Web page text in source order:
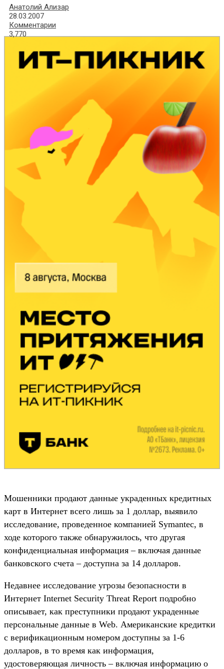
Анатолий Ализар
28.03.2007
Комментарии
3,770
Мошенники продают данные украденных кредитных
карт в Интернет всего лишь за 1 доллар, выявило
исследование, проведенное компанией Symantec, в
ходе которого также обнаружилось, что другая
конфиденциальная информация – включая данные
банковского счета – доступна за 14 долларов.
Недавнее исследование угрозы безопасности в
Интернет Internet Security Threat Report подробно
описывает, как преступники продают украденные
персональные данные в Web. Американские кредитки
с верификационным номером доступны за 1-6
долларов, в то время как информация,
удостоверяющая личность – включая информацию о